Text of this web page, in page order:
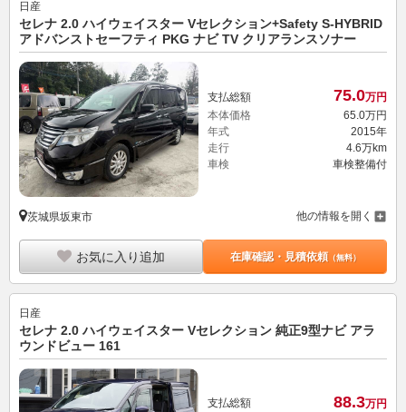
日産
セレナ 2.0 ハイウェイスター Vセレクション+Safety S-HYBRID
アドバンストセーフティ PKG ナビ TV クリアランスソナー
支払総額 75.0万円
本体価格
65.0万円
年式
2015年
走行
4.6万km
車検
車検整備付
茨城県坂東市 他の情報を開く
お気に入り追加 在庫確認・見積依頼（無料）
日産
セレナ 2.0 ハイウェイスター Vセレクション 純正9型ナビ アラ
ウンドビュー 161
支払総額 88.3万円